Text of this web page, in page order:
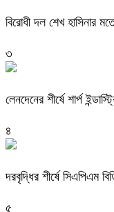
বিরোধী দল শেখ হাসিনার
৩
লেনদেনের শীর্ষে শার্প
৪
দরবৃদ্ধির শীর্ষে সিএপিএম
৫